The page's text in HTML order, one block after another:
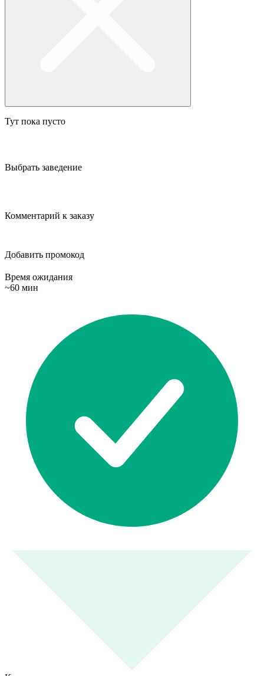
Тут пока пусто
Выбрать заведение
Комментарий к заказу
Добавить промокод
Время ожидания
~60 мин